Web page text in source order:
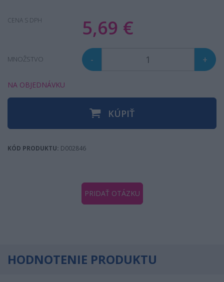
CENA S DPH 5,69 €
MNOŽSTVO - +
NA OBJEDNÁVKU
KÚPIŤ
KÓD PRODUKTU: D002846
PRIDAŤ OTÁZKU
HODNOTENIE PRODUKTU